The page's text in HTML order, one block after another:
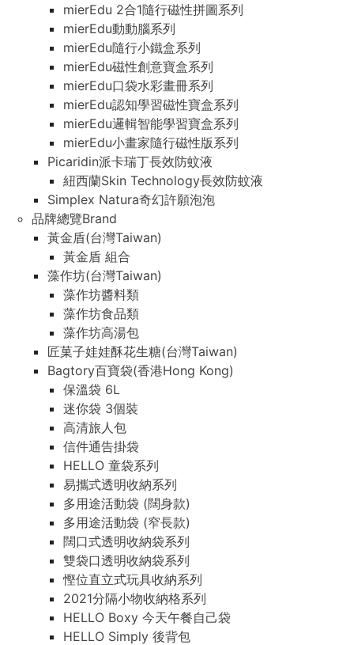
mierEdu 2合1隨行磁性拼圖系列
mierEdu動動腦系列
mierEdu隨行小鐵盒系列
mierEdu磁性創意寶盒系列
mierEdu口袋水彩畫冊系列
mierEdu認知學習磁性寶盒系列
mierEdu邏輯智能學習寶盒系列
mierEdu小畫家隨行磁性版系列
Picaridin派卡瑞丁長效防蚊液
紐西蘭Skin Technology長效防蚊液
Simplex Natura奇幻許願泡泡
品牌總覽Brand
黃金盾(台灣Taiwan)
黃金盾 組合
藻作坊(台灣Taiwan)
藻作坊醬料類
藻作坊食品類
藻作坊高湯包
匠菓子娃娃酥花生糖(台灣Taiwan)
Bagtory百寶袋(香港Hong Kong)
保溫袋 6L
迷你袋 3個裝
高清旅人包
信件通告掛袋
HELLO 童袋系列
易攜式透明收納系列
多用途活動袋 (闊身款)
多用途活動袋 (窄長款)
闊口式透明收納袋系列
雙袋口透明收納袋系列
慳位直立式玩具收納系列
2021分隔小物收納格系列
HELLO Boxy 今天午餐自己袋
HELLO Simply 後背包